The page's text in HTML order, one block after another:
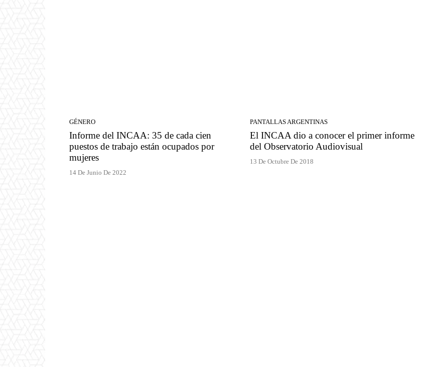
GÉNERO
Informe del INCAA: 35 de cada cien
puestos de trabajo están ocupados por
mujeres
14 De Junio De 2022
PANTALLAS ARGENTINAS
El INCAA dio a conocer el primer informe
del Observatorio Audiovisual
13 De Octubre De 2018